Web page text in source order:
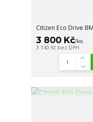
Citizen Eco Drive
3 800 Kč/ks
3 140 Kč bez DPH